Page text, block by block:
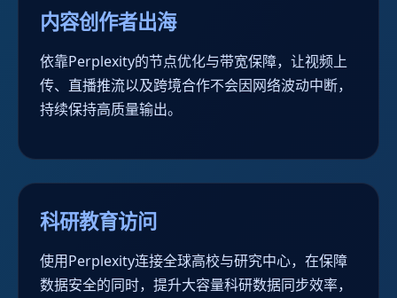
内容创作者出海
依靠Perplexity的节点优化与带宽保障，让视频上
传、直播推流以及跨境合作不会因网络波动中断，
持续保持高质量输出。
科研教育访问
使用Perplexity连接全球高校与研究中心，在保障
数据安全的同时，提升大容量科研数据同步效率，